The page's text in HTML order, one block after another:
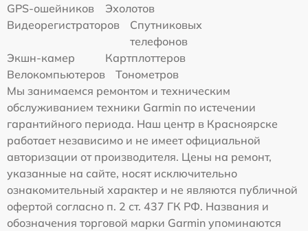
GPS-ошейников
Эхолотов
Видеорегистраторов
Спутниковых
телефонов
Экшн-камер
Картплоттеров
Велокомпьютеров
Тонометров
Мы занимаемся ремонтом и техническим
обслуживанием техники Garmin по истечении
гарантийного периода. Наш центр в Красноярске
работает независимо и не имеет официальной
авторизации от производителя. Цены на ремонт,
указанные на сайте, носят исключительно
ознакомительный характер и не являются публичной
офертой согласно п. 2 ст. 437 ГК РФ. Названия и
обозначения торговой марки Garmin упоминаются